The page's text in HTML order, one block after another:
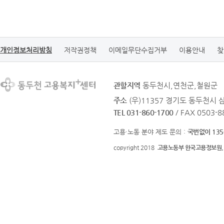
개인정보처리방침 저작권정책 이메일무단수집거부 이용안내
관할지역 동두천시,연천군,철원군
주소 (우)11357 경기도 동두천시
TEL 031-860-1700 / FAX 0503-
고용·노동 분야 제도 문의 : 국번없이
copyright 2018 고용노동부 한국고용정보원.